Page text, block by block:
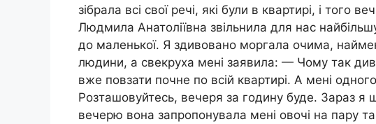
зібрала всі свої речі, які були в квартирі, і того
Людмила Анатоліївна звільнила для нас
до маленької. Я здивовано моргала очима,
людини, а свекруха мені заявила: — Чому так
вже повзати почне по всій квартирі. А мені
Розташовуйтесь, вечеря за годину буде. Зараз
вечерю вона запропонувала мені овочі на пару